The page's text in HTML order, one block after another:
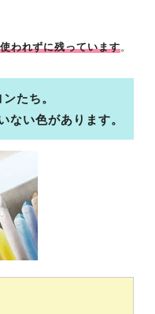
われずに残っています。
たち。
ない色があります。